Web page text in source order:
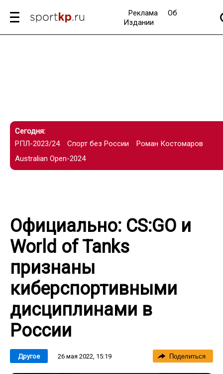
Реклама
Об
Издании
Сегодня:
РПЛ-2023/24
Спорт без России
Роман Костомаров
Australian Open-2024
Официально: CS:GO и
World of Tanks
признаны
киберспортивными
дисциплинами в
России
Другое 26 мая 2022, 15:19 Поделиться